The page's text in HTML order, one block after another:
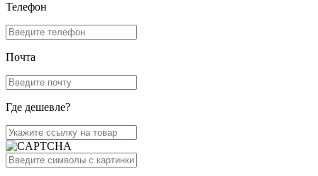
Телефон
Почта
Где дешевле?